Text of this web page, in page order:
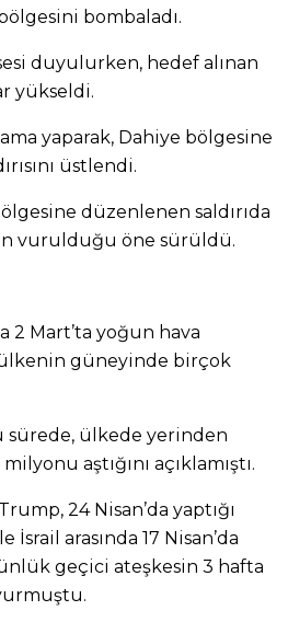
bombaladı.
duyulurken, hedef alınan
yükseldi.
yaparak, Dahiye bölgesine
üstlendi.
düzenlenen saldırıda
vurulduğu öne sürüldü.
2 Mart’ta yoğun hava
ülkenin güneyinde birçok
ülkede yerinden
aştığını açıklamıştı.
24 Nisan’da yaptığı
İsrail arasında 17 Nisan’da
geçici ateşkesin 3 hafta